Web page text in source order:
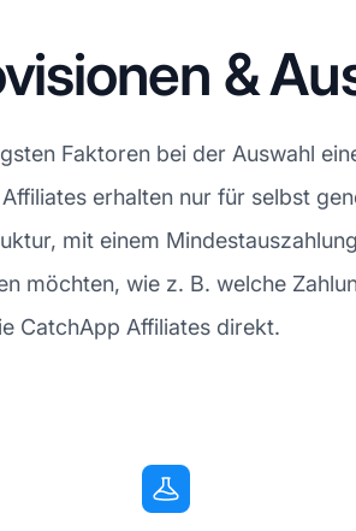
&
Faktoren bei der Auswahl
erhalten nur für selbst
mit einem
möchten, wie z. B. welche
CatchApp Affiliates direkt.